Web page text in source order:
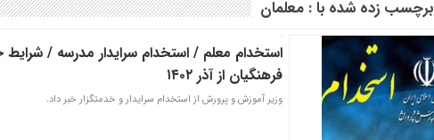
برچسب زده شده با : معلمان
استخدام معلم / استخدام سرایدار مدرسه /
فرهنگیان از آذر ۱۴۰۲
وزیر آموزش و پرورش از استخدام سرایدار و خدمتگزار خبر داد.